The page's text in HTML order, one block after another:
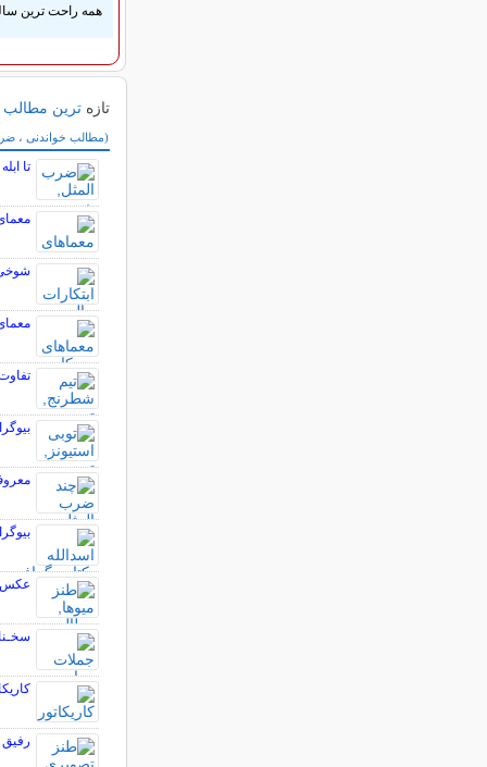
همه راحت ترین
تازه ترین
(مطالب خواندنی ،
سایر مطالب
تا
شوخی
معمای ۲۵ لنگه
عکس